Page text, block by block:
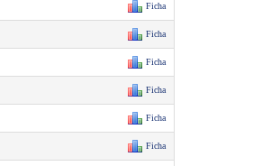
Ficha
Ficha
Ficha
Ficha
Ficha
Ficha